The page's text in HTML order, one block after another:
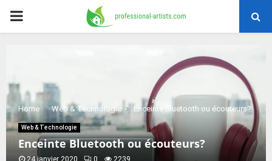
PRIMARY
Home Web & Technologie Enceinte Bluetooth ou écouteurs?
Web & Technologie
Enceinte Bluetooth ou écouteurs?
24 janvier 2020 0 2239